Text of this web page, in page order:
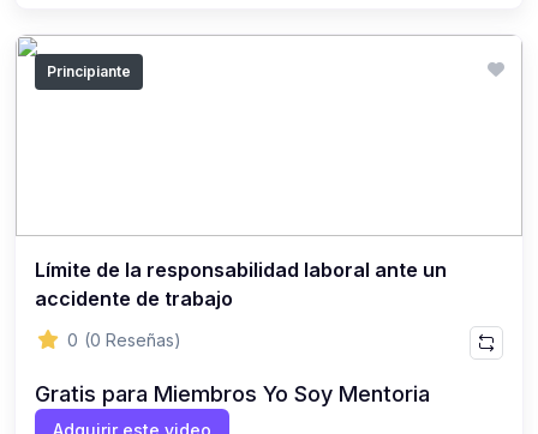
Principiante
Límite de la responsabilidad laboral ante un
accidente de trabajo
0 (0 Reseñas)
Gratis para Miembros Yo Soy Mentoria
Adquirir este video